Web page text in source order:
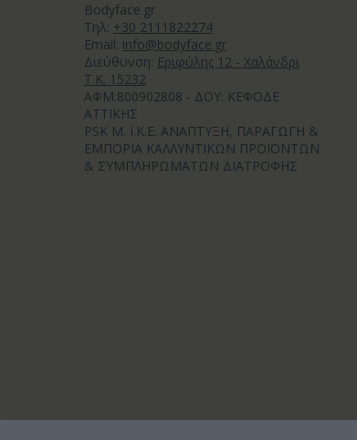
Bodyface.gr
Tηλ: +30 2111822274
Email: info@bodyface.gr
Διεύθυνση: Εριφύλης 12 - Χαλάνδρι
Τ.Κ. 15232
ΑΦΜ:800902808 - ΔΟΥ: ΚΕΦΟΔΕ
ΑΤΤΙΚΗΣ
PSK M. I.K.E. ΑΝΑΠΤΥΞΗ, ΠΑΡΑΓΩΓΗ &
ΕΜΠΟΡΙΑ ΚΑΛΛΥΝΤΙΚΩΝ ΠΡΟΪΟΝΤΩΝ
& ΣΥΜΠΛΗΡΩΜΑΤΩΝ ΔΙΑΤΡΟΦΗΣ